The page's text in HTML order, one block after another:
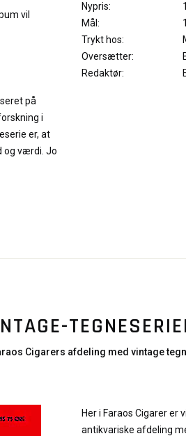
vil
på
i
er, at
og værdi. Jo
Nypris:
Mål:
Trykt hos:
Oversætter:
Redaktør:
Cigarers afdeling med vintage
Her i Faraos Cigarer er
antikvariske afdeling